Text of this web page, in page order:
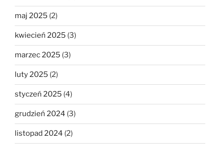
maj 2025 (2)
kwiecień 2025 (3)
marzec 2025 (3)
luty 2025 (2)
styczeń 2025 (4)
grudzień 2024 (3)
listopad 2024 (2)